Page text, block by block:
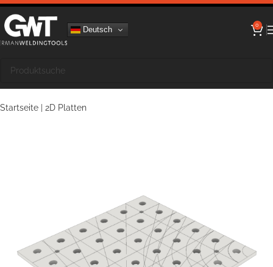
Deutsch 0
Startseite 2D Platten